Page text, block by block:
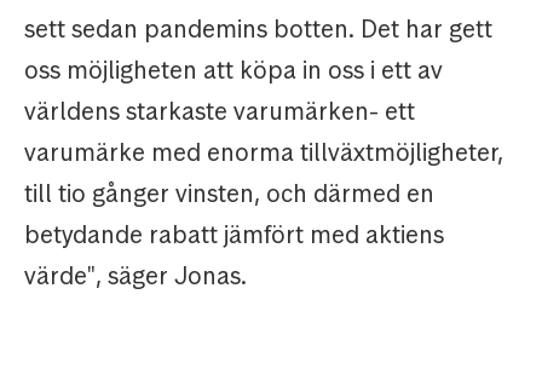
sett sedan pandemins botten. Det har gett
oss möjligheten att köpa in oss i ett av
världens starkaste varumärken- ett
varumärke med enorma tillväxtmöjligheter,
till tio gånger vinsten, och därmed en
betydande rabatt jämfört med aktiens
värde", säger Jonas.